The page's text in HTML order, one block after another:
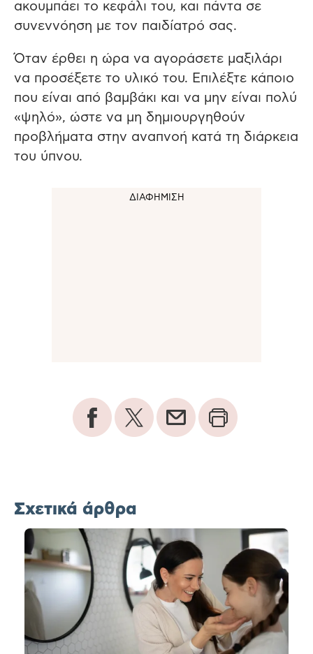
ακουμπάει το κεφάλι του, και πάντα σε
συνεννόηση με τον παιδίατρό σας.
Όταν έρθει η ώρα να αγοράσετε μαξιλάρι
να προσέξετε το υλικό του. Επιλέξτε κάποιο
που είναι από βαμβάκι και να μην είναι πολύ
«ψηλό», ώστε να μη δημιουργηθούν
προβλήματα στην αναπνοή κατά τη διάρκεια
του ύπνου.
Σχετικά άρθρα